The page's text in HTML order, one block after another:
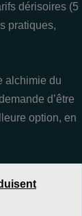
dérisoires (5
pratiques,
alchimie du
d’être
option, en